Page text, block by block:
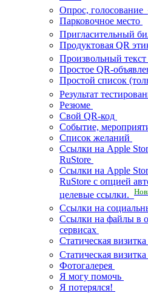
Опрос, голосование
Парковочное место
Пригласительный
Продуктовая QR
Произвольный текст
Простое QR-
Простой список
Результат
Резюме
Свой QR-код
Событие,
Список желаний
Ссылки на Apple
RuStore
Ссылки на Apple
RuStore с опцией
целевые ссылки.
Ссылки на
Ссылки на файлы в
сервисах
Статическая
Статическая
Фотогалерея
Я могу помочь
Я потерялся!